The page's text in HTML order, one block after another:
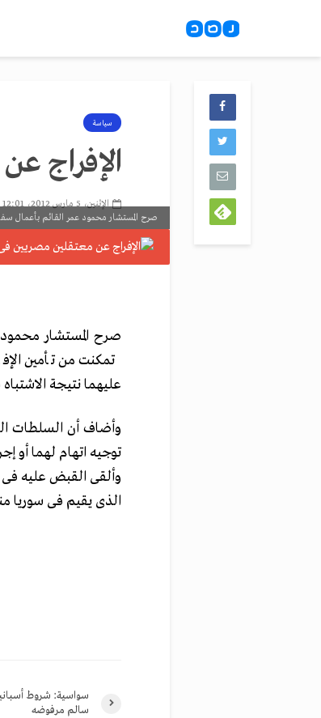
سياسة
الإفراج
الإثنين، 5 مارس 2012، 12:01 م
صرح المستشار محمود عمر القائم بأعمال
صرح المستشار
تمكنت من تأمين
عليهما نتيجة
وأضاف أن السلطات
توجيه اتهام لهما أو
وألقى القبض عليه
الذى يقيم فى سوريا
سواسية: شروط
سالم مرفوضه